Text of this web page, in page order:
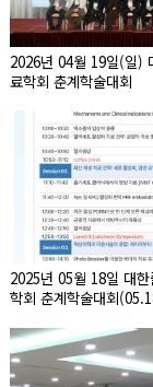
2026년 04월 19일(일)
료학회 춘계학술대회
2025년 05월 18일 대
학회 춘계학술대회